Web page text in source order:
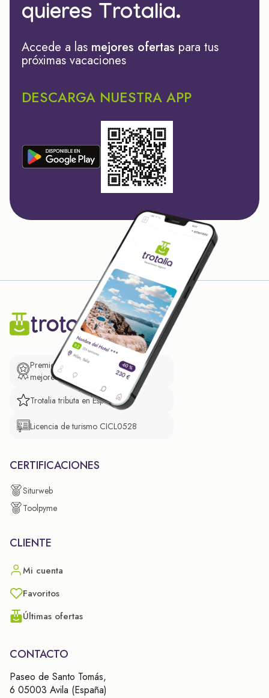
quieres Trotalia.
Accede a las mejores ofertas para tus
próximas vacaciones
DESCARGA NUESTRA APP
Premio de El Confidencial a las
mejores prácticas empresariales.
Trotalia tributa en España
Licencia de turismo CICL0528
CERTIFICACIONES
Siturweb
Toolpyme
CLIENTE
Mi cuenta
Favoritos
Últimas ofertas
CONTACTO
Paseo de Santo Tomás,
6 05003 Avila (España)